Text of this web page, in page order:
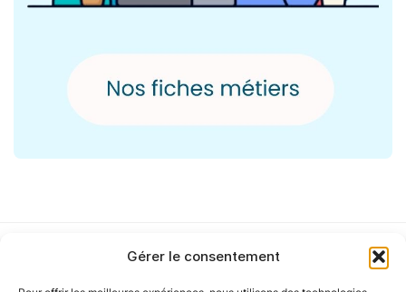
Gérer le consentement